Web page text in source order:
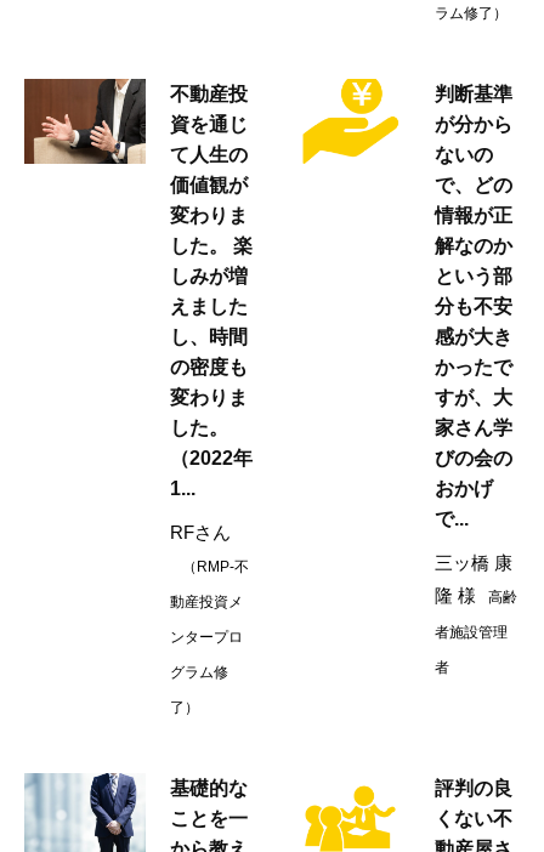
ラム修了）
不動産投
資を通じ
て人生の
価値観が
変わりま
した。 楽
しみが増
えました
し、時間
の密度も
変わりま
した。
（2022年
1...
RFさん
（RMP-不
動産投資メ
ンタープロ
グラム修
了）
判断基準
が分から
ないの
で、どの
情報が正
解なのか
という部
分も不安
感が大き
かったで
すが、大
家さん学
びの会の
おかげ
で...
三ッ橋 康
隆 様
高齢
者施設管理
者
基礎的な
ことを一
評判の良
くない不